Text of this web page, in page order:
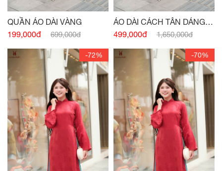
QUẦN ÁO DÀI VÀNG
199,000đ
699,000đ
ÁO DÀI CÁCH TÂN DÁNG
XUÔNG CỔ 3 PHÂN HỒNG
499,000đ 1,650,000đ
-72% -70%